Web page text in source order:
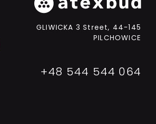
GLIWICKA 3 Street, 44-145
PILCHOWICE
+48 544 544 064